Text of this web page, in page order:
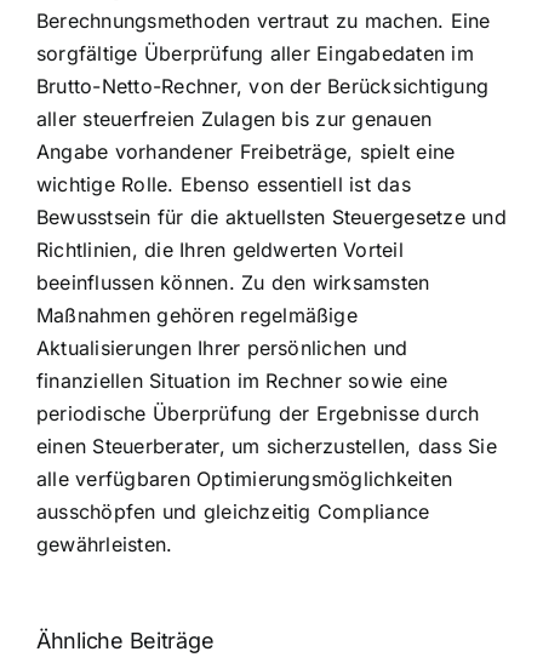
Berechnungsmethoden vertraut zu machen. Eine
sorgfältige Überprüfung aller Eingabedaten im
Brutto-Netto-Rechner, von der Berücksichtigung
aller steuerfreien Zulagen bis zur genauen
Angabe vorhandener Freibeträge, spielt eine
wichtige Rolle. Ebenso essentiell ist das
Bewusstsein für die aktuellsten Steuergesetze und
Richtlinien, die Ihren geldwerten Vorteil
beeinflussen können. Zu den wirksamsten
Maßnahmen gehören regelmäßige
Aktualisierungen Ihrer persönlichen und
finanziellen Situation im Rechner sowie eine
periodische Überprüfung der Ergebnisse durch
einen Steuerberater, um sicherzustellen, dass Sie
alle verfügbaren Optimierungsmöglichkeiten
ausschöpfen und gleichzeitig Compliance
gewährleisten.
Ähnliche Beiträge
Fragen zum